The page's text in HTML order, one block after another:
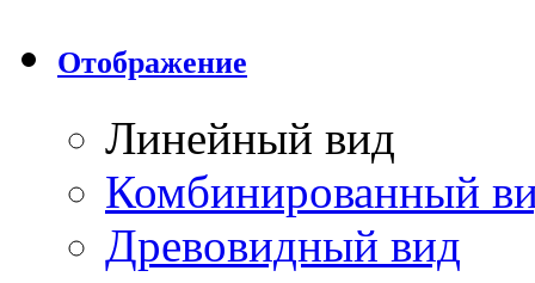
Отображение
Линейный вид
Комбинированный
Древовидный вид